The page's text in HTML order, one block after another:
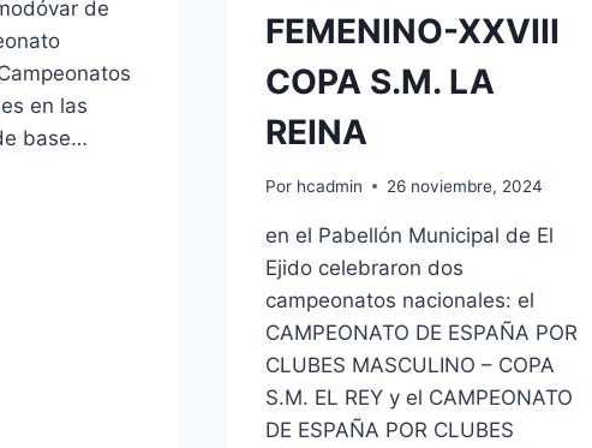
de
en las
base…
FEMENINO-XXVIII
COPA S.M. LA
REINA
Por hcadmin 26 noviembre, 2024
en el Pabellón Municipal de El
Ejido celebraron dos
campeonatos nacionales: el
CAMPEONATO DE ESPAÑA POR
CLUBES MASCULINO – COPA
S.M. EL REY y el CAMPEONATO
DE ESPAÑA POR CLUBES